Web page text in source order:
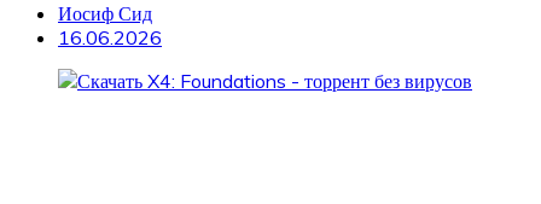
Иосиф Сид
16.06.2026